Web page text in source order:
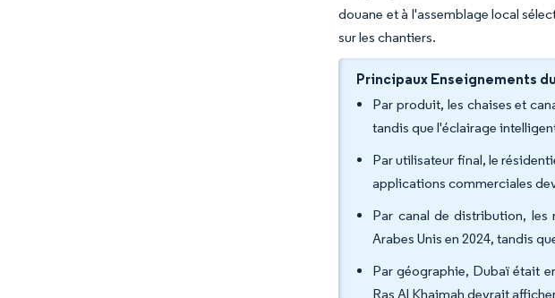
douane et à l'assemblage local
sur les chantiers.
Principaux Enseignements
Par produit, les chaises et
tandis que l'éclairage
Par utilisateur final, le
applications commerciales
Par canal de distribution, les
Arabes Unis en 2024, tandis
Par géographie, Dubaï était
Ras Al Khaimah devrait